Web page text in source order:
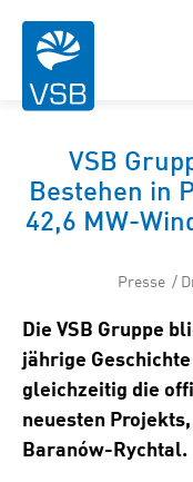
VSB
Bestehen in
42,6 MW-
Presse /
Die VSB Gruppe
jährige
gleichzeitig die
neuesten
Baranów-Rychtal.